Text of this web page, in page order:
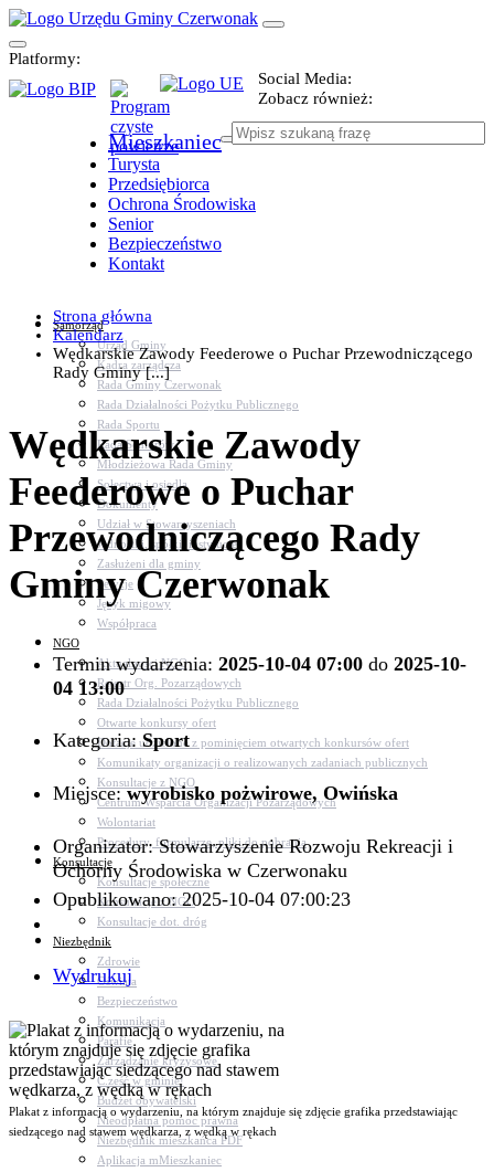
Platformy:
Social Media:
Zobacz również:
Mieszkaniec
Turysta
Przedsiębiorca
Ochrona Środowiska
Senior
Bezpieczeństwo
Kontakt
Samorząd
Urząd Gminy
Kadra zarządcza
Rada Gminy Czerwonak
Rada Działalności Pożytku Publicznego
Rada Sportu
Rada Seniorów
Młodzieżowa Rada Gminy
Sołectwa i osiedla
Dokumenty
Udział w Stowarzyszeniach
Jednostki, spółki, instytucje
Zasłużeni dla gminy
Petycje
Język migowy
Współpraca
NGO
Aktualności NGO
Rejestr Org. Pozarządowych
Rada Działalności Pożytku Publicznego
Otwarte konkursy ofert
Dotacje udzielone z pominięciem otwartych konkursów ofert
Komunikaty organizacji o realizowanych zadaniach publicznych
Konsultacje z NGO
Centrum Wsparcia Organizacji Pozarządowych
Wolontariat
Procedury, formularze, pliki do pobrania
Konsultacje
Konsultacje społeczne
Konsultacje z NGO
Konsultacje dot. dróg
Niezbędnik
Zdrowie
Oświata
Bezpieczeństwo
Komunikacja
Parafie
Zarządzanie kryzysowe
C.ześć w gminie!
Budżet obywatelski
Nieodpłatna pomoc prawna
Niezbędnik mieszkańca PDF
Aplikacja mMieszkaniec
Strona główna
Kalendarz
Wędkarskie Zawody Feederowe o Puchar Przewodniczącego
Rady Gminy [...]
Wędkarskie Zawody
Feederowe o Puchar
Przewodniczącego Rady
Gminy Czerwonak
Termin wydarzenia: 2025-10-04 07:00 do 2025-10-
04 13:00
Kategoria:Sport
Miejsce:wyrobisko pożwirowe, Owińska
Organizator: Stowarzyszenie Rozwoju Rekreacji i
Ochorny Środowiska w Czerwonaku
Opublikowano: 2025-10-04 07:00:23
Wydrukuj
Plakat z informacją o wydarzeniu, na którym znajduje się zdjęcie grafika przedstawiając
siedzącego nad stawem wędkarza, z wędką w rękach